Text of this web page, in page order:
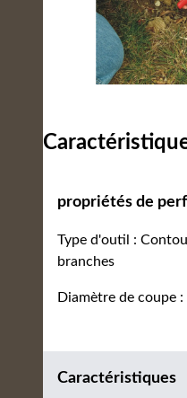
propriétés de
Type d'outil :
branches
Diamètre de coupe
Caractéristiques